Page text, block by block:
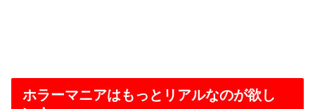
ホラーマニアはもっとリアルなのが欲し